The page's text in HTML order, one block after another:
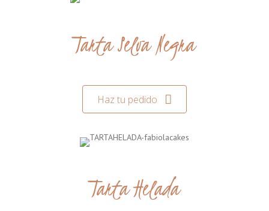
Tarta Selva Negra
Haz tu pedido
Tarta Helada